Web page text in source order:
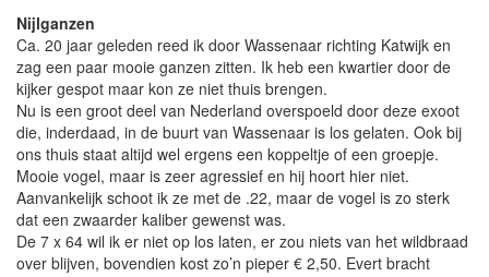
Nijlganzen
Ca. 20 jaar geleden reed ik door Wassenaar richting Katwijk en
zag een paar mooie ganzen zitten. Ik heb een kwartier door de
kijker gespot maar kon ze niet thuis brengen.
Nu is een groot deel van Nederland overspoeld door deze exoot
die, inderdaad, in de buurt van Wassenaar is los gelaten. Ook bij
ons thuis staat altijd wel ergens een koppeltje of een groepje.
Mooie vogel, maar is zeer agressief en hij hoort hier niet.
Aanvankelijk schoot ik ze met de .22, maar de vogel is zo sterk
dat een zwaarder kaliber gewenst was.
De 7 x 64 wil ik er niet op los laten, er zou niets van het wildbraad
over blijven, bovendien kost zo’n pieper € 2,50. Evert bracht